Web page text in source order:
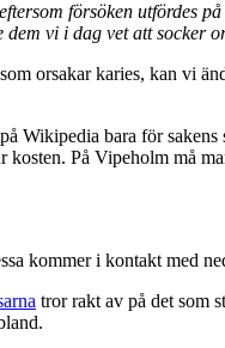
försöken utfördes
vi i dag vet att socker
orsakar karies, kan vi
Wikipedia bara för sakens
På Vipeholm må
kommer i kontakt med
tror rakt av på det som